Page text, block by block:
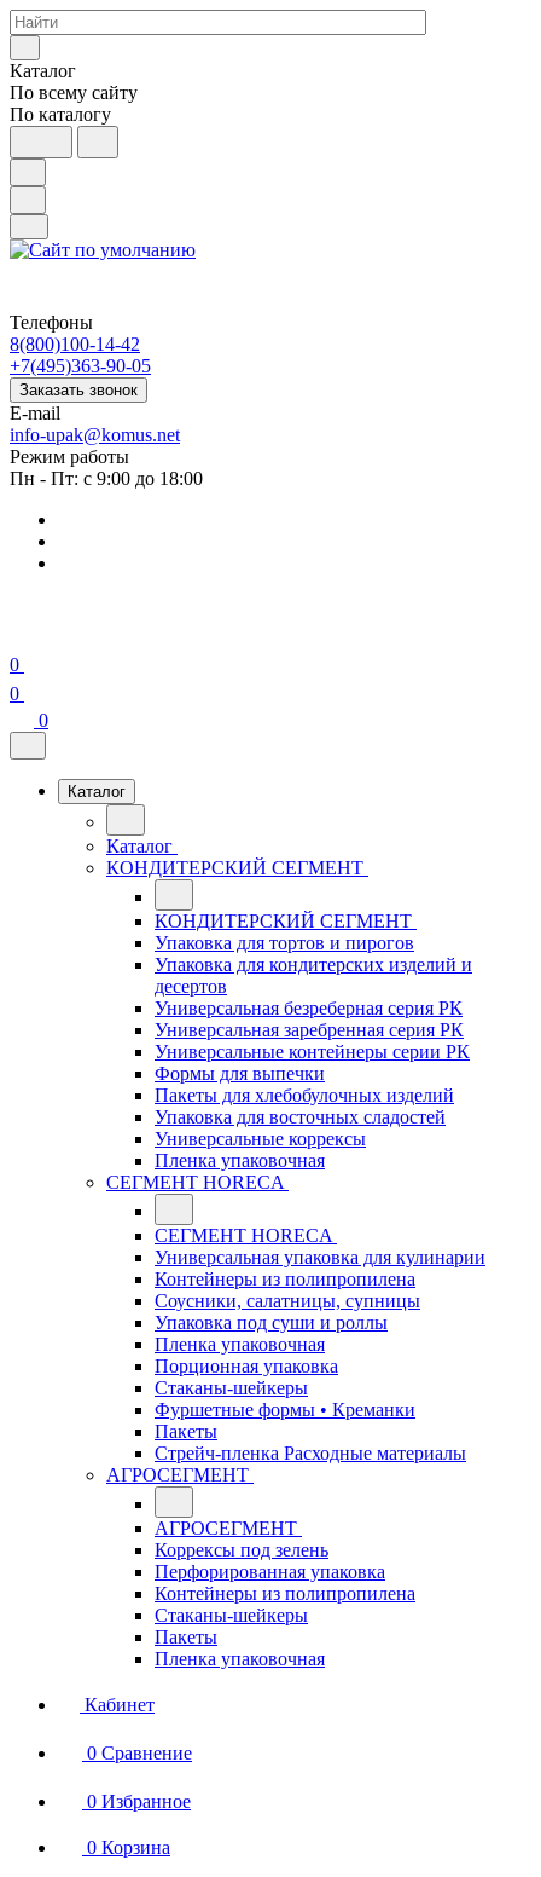
Каталог
По всему сайту
По каталогу
Телефоны
8(800)100-14-42
+7(495)363-90-05
Заказать звонок
E-mail
info-upak@komus.net
Режим работы
Пн - Пт: с 9:00 до 18:00
0
0
0
Каталог
Каталог
КОНДИТЕРСКИЙ СЕГМЕНТ
КОНДИТЕРСКИЙ СЕГМЕНТ
Упаковка для тортов и пирогов
Упаковка для кондитерских изделий и
десертов
Универсальная безреберная серия РК
Универсальная заребренная серия РК
Универсальные контейнеры серии РК
Формы для выпечки
Пакеты для хлебобулочных изделий
Упаковка для восточных сладостей
Универсальные коррексы
Пленка упаковочная
СЕГМЕНТ HORECA
СЕГМЕНТ HORECA
Универсальная упаковка для кулинарии
Контейнеры из полипропилена
Соусники, салатницы, супницы
Упаковка под суши и роллы
Пленка упаковочная
Порционная упаковка
Стаканы-шейкеры
Фуршетные формы • Креманки
Пакеты
Стрейч-пленка Расходные материалы
АГРОСЕГМЕНТ
АГРОСЕГМЕНТ
Коррексы под зелень
Перфорированная упаковка
Контейнеры из полипропилена
Стаканы-шейкеры
Пакеты
Пленка упаковочная
Кабинет
0 Сравнение
0 Избранное
0 Корзина